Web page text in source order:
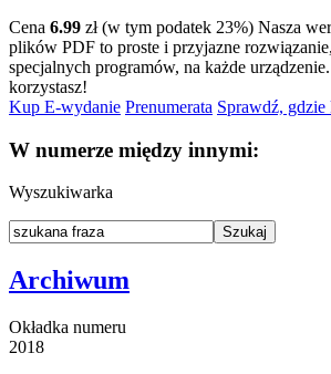
Cena 6.99 zł (w tym podatek 23%) Nasza
plików PDF to proste i przyjazne
specjalnych programów, na każde urządzenie.
korzystasz!
Kup E-wydanie Prenumerata Sprawdź,
W numerze między innymi:
Wyszukiwarka
Archiwum
Okładka numeru
2018